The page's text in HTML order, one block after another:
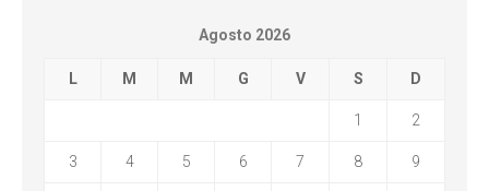
Agosto 2026
L M M G V S D
1 2
3 4 5 6 7 8 9